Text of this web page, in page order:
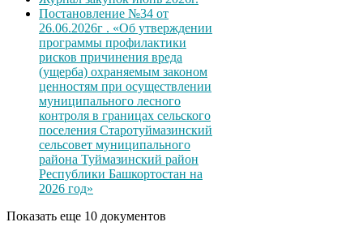
Постановление №34 от
26.06.2026г . «Об утверждении
программы профилактики
рисков причинения вреда
(ущерба) охраняемым законом
ценностям при осуществлении
муниципального лесного
контроля в границах сельского
поселения Старотуймазинский
сельсовет муниципального
района Туймазинский район
Республики Башкортостан на
2026 год»
Показать еще 10 документов